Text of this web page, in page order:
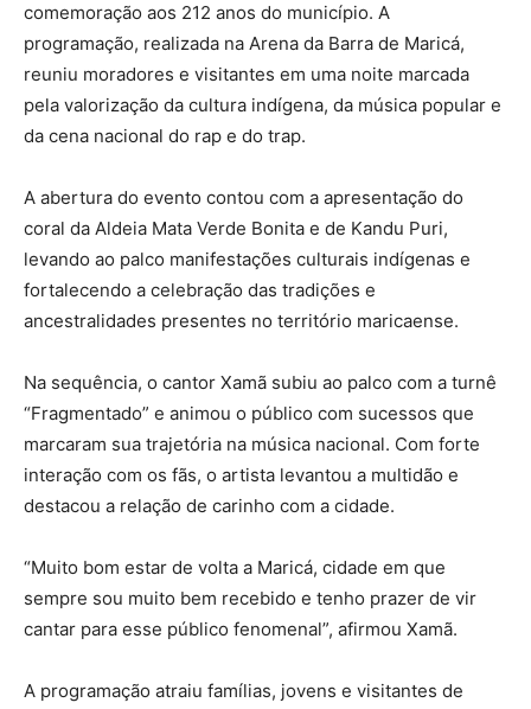
comemoração aos 212 anos do município. A
programação, realizada na Arena da Barra de Maricá,
reuniu moradores e visitantes em uma noite marcada
pela valorização da cultura indígena, da música popular e
da cena nacional do rap e do trap.
A abertura do evento contou com a apresentação do
coral da Aldeia Mata Verde Bonita e de Kandu Puri,
levando ao palco manifestações culturais indígenas e
fortalecendo a celebração das tradições e
ancestralidades presentes no território maricaense.
Na sequência, o cantor Xamã subiu ao palco com a turnê
“Fragmentado” e animou o público com sucessos que
marcaram sua trajetória na música nacional. Com forte
interação com os fãs, o artista levantou a multidão e
destacou a relação de carinho com a cidade.
“Muito bom estar de volta a Maricá, cidade em que
sempre sou muito bem recebido e tenho prazer de vir
cantar para esse público fenomenal”, afirmou Xamã.
A programação atraiu famílias, jovens e visitantes de